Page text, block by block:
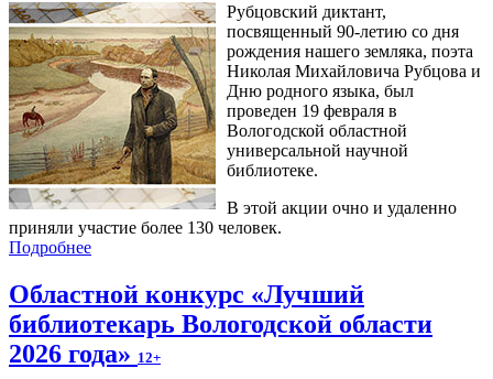
Рубцовский диктант,
посвященный 90-летию со дня
рождения нашего земляка, поэта
Николая Михайловича Рубцова и
Дню родного языка, был
проведен 19 февраля в
Вологодской областной
универсальной научной
библиотеке.
В этой акции очно и удаленно
приняли участие более 130 человек.
Подробнее
Областной конкурс «Лучший
библиотекарь Вологодской области
2026 года» 12+